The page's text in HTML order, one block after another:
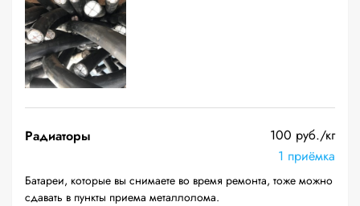
Радиаторы
100 руб./кг
1 приёмка
Батареи, которые вы снимаете во время ремонта, тоже можно
сдавать в пункты приема металлолома.